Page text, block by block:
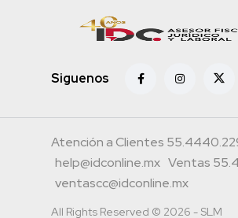
Siguenos
Atención a Clientes
help@idconline.mx Ventas
ventascc@idconline.mx
All Rights Reserved © 2026 - SLM